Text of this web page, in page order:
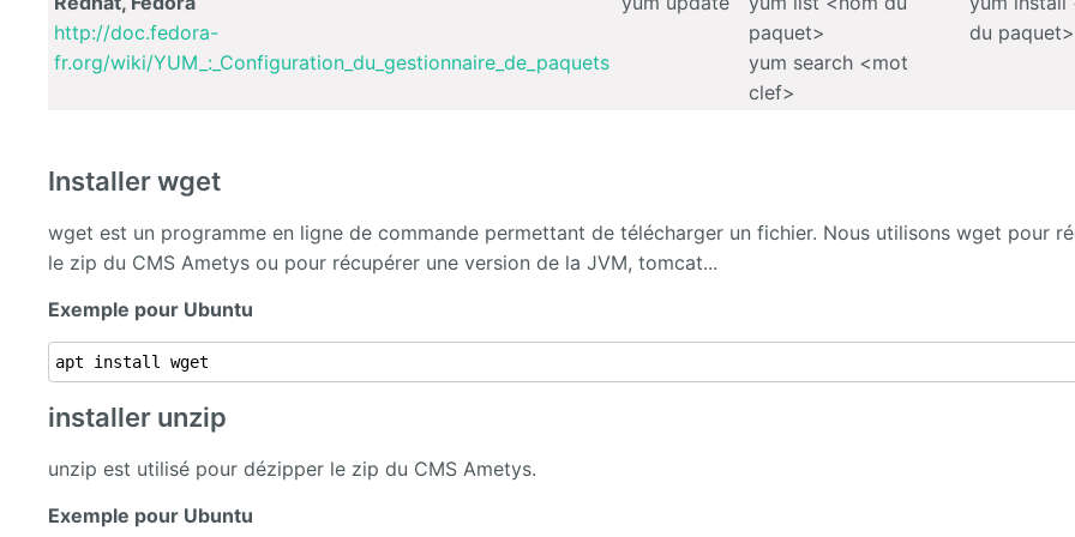
http://doc.fedora-
fr.org/wiki/YUM_:_Configuration_du_gestionnaire_de_paquets
paquet>
yum search <mot
clef>
du paquet>
Installer wget
wget est un programme en ligne de commande permettant de télécharger un fichier. Nous utilisons wget pour
le zip du CMS Ametys ou pour récupérer une version de la JVM, tomcat...
Exemple pour Ubuntu
apt install wget
installer unzip
unzip est utilisé pour dézipper le zip du CMS Ametys.
Exemple pour Ubuntu